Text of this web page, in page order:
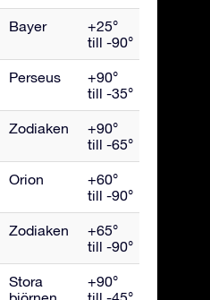
Bayer
+25°
till -90°
Perseus
+90°
till -35°
Zodiaken
+90°
till -65°
Orion
+60°
till -90°
Zodiaken
+65°
till -90°
Stora
+90°